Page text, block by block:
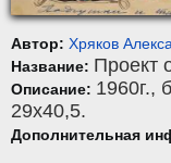
Автор: Хряков
Название: Проект
Описание: 1960г.,
29x40,5.
Дополнительная